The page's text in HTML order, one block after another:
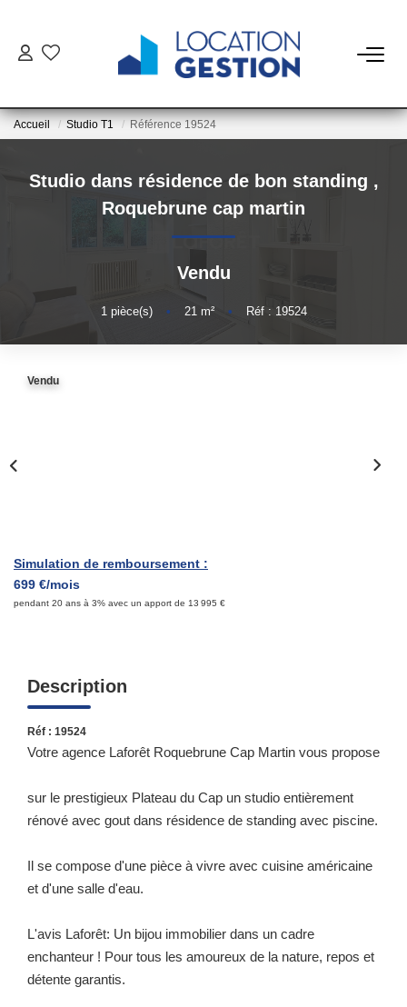
La Gestion Du Bien
La Gestion Du Locataire
LOUER
Accueil Studio T1 Référence 19524
Studio dans résidence de bon standing ,
Roquebrune cap martin
Vendu
1 pièce(s) • 21 m² • Réf : 19524
Vendu
Simulation de remboursement :
699 €/mois
pendant 20 ans à 3% avec un apport de 13 995 €
Description
Réf : 19524
Votre agence Laforêt Roquebrune Cap Martin vous propose
sur le prestigieux Plateau du Cap un studio entièrement
rénové avec gout dans résidence de standing avec piscine.
Il se compose d'une pièce à vivre avec cuisine américaine
et d'une salle d'eau.
L'avis Laforêt: Un bijou immobilier dans un cadre
enchanteur ! Pour tous les amoureux de la nature, repos et
détente garantis.